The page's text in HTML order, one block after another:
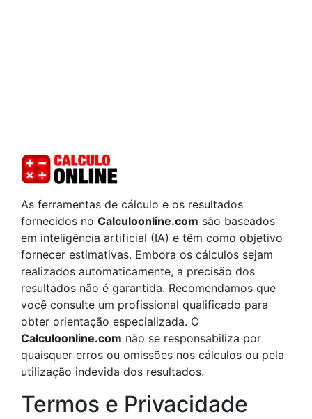
As ferramentas de cálculo e os resultados
fornecidos no Calculoonline.com são baseados
em inteligência artificial (IA) e têm como objetivo
fornecer estimativas. Embora os cálculos sejam
realizados automaticamente, a precisão dos
resultados não é garantida. Recomendamos que
você consulte um profissional qualificado para
obter orientação especializada. O
Calculoonline.com não se responsabiliza por
quaisquer erros ou omissões nos cálculos ou pela
utilização indevida dos resultados.
Termos e Privacidade